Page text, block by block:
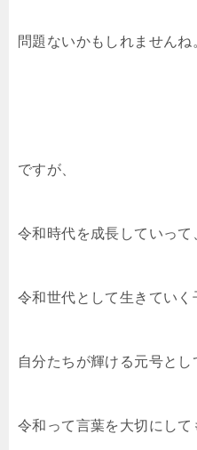
問題ないかもしれませんね
ですが、
令和時代を成長していって
令和世代として生きていく
自分たちが輝ける元号とし
令和って言葉を大切にして